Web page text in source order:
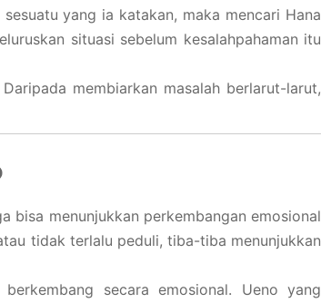
yang ia katakan, maka mencari Hana
situasi sebelum kesalahpahaman itu
membiarkan masalah berlarut-larut,
bisa menunjukkan perkembangan emosional
tidak terlalu peduli, tiba-tiba menunjukkan
secara emosional. Ueno yang